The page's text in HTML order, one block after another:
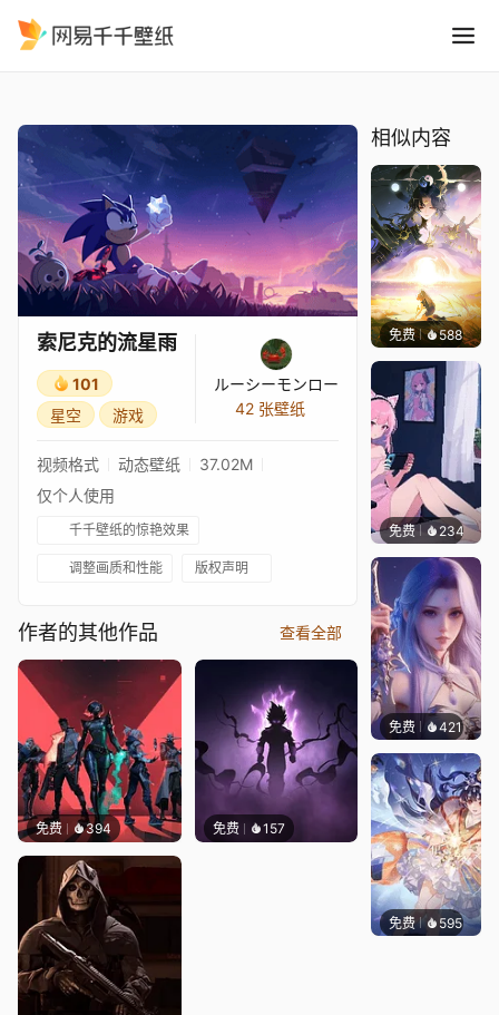
索尼克的流星雨
101
星空
游戏
ルーシーモンロー
42 张壁纸
视频格式 动态壁纸
37.02M
仅个人使用
千千壁纸的惊艳效果
调整画质和性能 版权声明
作者的其他作品 查看全部
免费 394 免费 157
相似内容
免费 588小鬼
免费 234好看
免费 421好看
免费 595小鬼